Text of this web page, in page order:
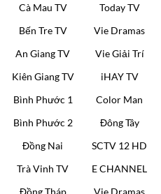
Cà Mau TV
Today TV
Bến Tre TV
Vie Dramas
An Giang TV
Vie Giải Trí
Kiên Giang TV
iHAY TV
Bình Phước 1
Color Man
Bình Phước 2
Đông Tây
Đồng Nai
SCTV 12 HD
Trà Vinh TV
E CHANNEL
Đồng Tháp
Vie Dramas